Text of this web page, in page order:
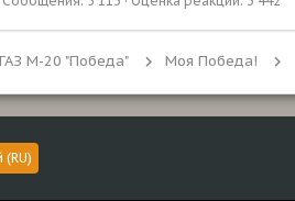
ГАЗ М-20 "Победа" Моя Победа!
(RU)